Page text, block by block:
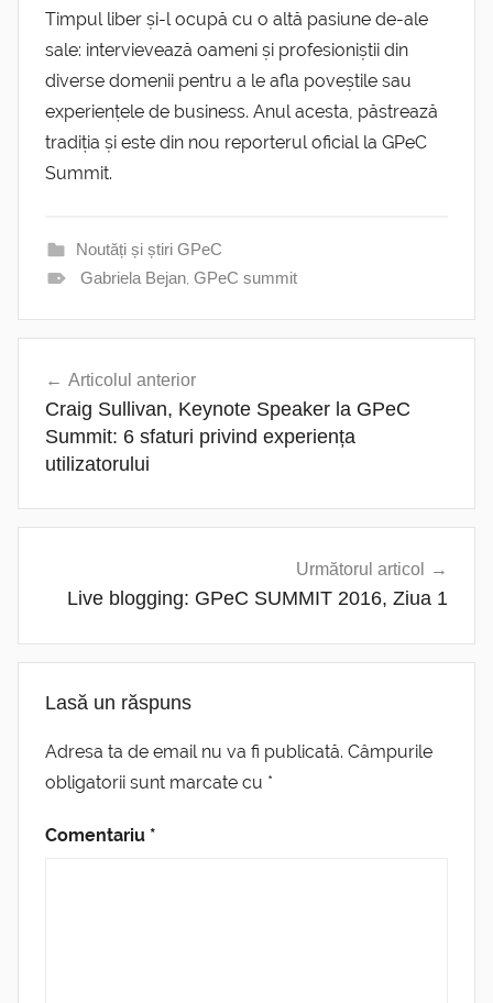
Timpul liber și-l ocupă cu o altă pasiune de-ale
sale: intervievează oameni și profesioniștii din
diverse domenii pentru a le afla poveștile sau
experiențele de business. Anul acesta, păstrează
tradiția și este din nou reporterul oficial la GPeC
Summit.
Noutăți și știri GPeC
Gabriela Bejan, GPeC summit
articole
Articolul anterior
Craig Sullivan, Keynote Speaker la GPeC
Summit: 6 sfaturi privind experiența
utilizatorului
Următorul articol
Live blogging: GPeC SUMMIT 2016, Ziua 1
Lasă un răspuns
Adresa ta de email nu va fi publicată. Câmpurile
obligatorii sunt marcate cu *
Comentariu *